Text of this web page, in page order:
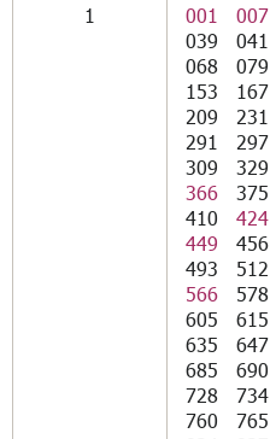
1 001 007
039
041
068
079
153
167
209
231
291
297
309
329
366
375
410
424
449
456
493
512
566
578
605
615
635
647
685
690
728
734
760
765